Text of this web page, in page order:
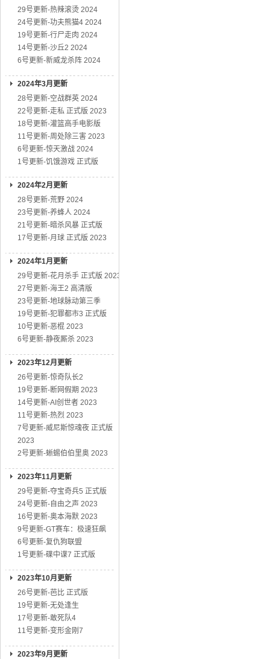
29号更新-热辣滚烫 2024
24号更新-功夫熊猫4 2024
19号更新-行尸走肉 2024
14号更新-沙丘2 2024
6号更新-新威龙杀阵 2024
2024年3月更新
28号更新-空战群英 2024
22号更新-走私 正式版 2023
18号更新-灌篮高手电影版
11号更新-周处除三害 2023
6号更新-惊天激战 2024
1号更新-饥饿游戏 正式版
2024年2月更新
28号更新-荒野 2024
23号更新-养蜂人 2024
21号更新-暗杀风暴 正式版
17号更新-月球 正式版 2023
2024年1月更新
29号更新-花月杀手 正式版 2023
27号更新-海王2 高清版
23号更新-地球脉动第三季
19号更新-犯罪都市3 正式版
10号更新-恶棍 2023
6号更新-静夜厮杀 2023
2023年12月更新
26号更新-惊奇队长2
19号更新-断网假期 2023
14号更新-AI创世者 2023
11号更新-热烈 2023
7号更新-威尼斯惊魂夜 正式版
2023
2号更新-蜥蜴伯伯里奥 2023
2023年11月更新
29号更新-夺宝奇兵5 正式版
24号更新-自由之声 2023
16号更新-奥本海默 2023
9号更新-GT赛车：极速狂飙
6号更新-复仇狗联盟
1号更新-碟中谍7 正式版
2023年10月更新
26号更新-芭比 正式版
19号更新-无处逢生
17号更新-敢死队4
11号更新-变形金刚7
2023年9月更新